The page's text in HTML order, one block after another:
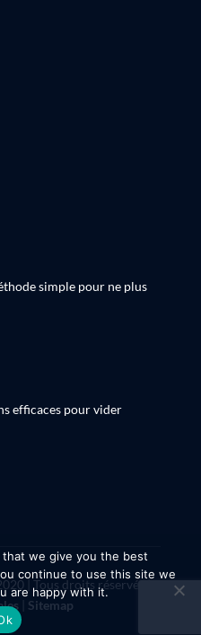
simple pour ne plus
efficaces pour vider
| Tous droits réservés |
Sitemap
we give you the best
continue to use this site we
are happy with it.